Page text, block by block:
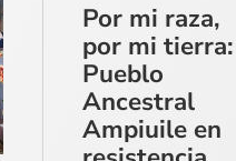
Por mi raza,
por mi tierra:
Pueblo
Ancestral
Ampiuile en